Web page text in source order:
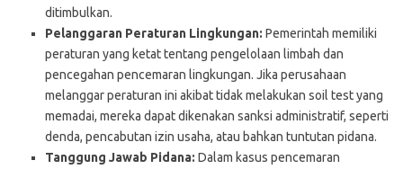
ditimbulkan.
Pelanggaran Peraturan Lingkungan: Pemerintah memiliki
peraturan yang ketat tentang pengelolaan limbah dan
pencegahan pencemaran lingkungan. Jika perusahaan
melanggar peraturan ini akibat tidak melakukan soil test yang
memadai, mereka dapat dikenakan sanksi administratif, seperti
denda, pencabutan izin usaha, atau bahkan tuntutan pidana.
Tanggung Jawab Pidana: Dalam kasus pencemaran